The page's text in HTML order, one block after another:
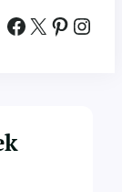
Facebook X Pinterest Instagram